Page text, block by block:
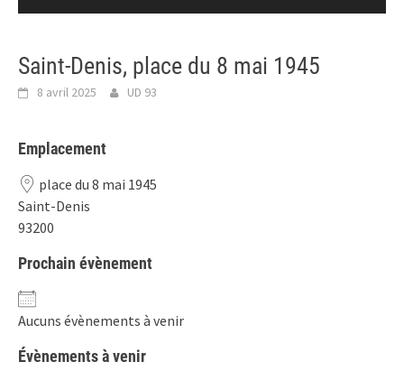
Saint-Denis, place du 8 mai 1945
8 avril 2025 UD 93
Emplacement
place du 8 mai 1945
Saint-Denis
93200
Prochain évènement
Aucuns évènements à venir
Évènements à venir